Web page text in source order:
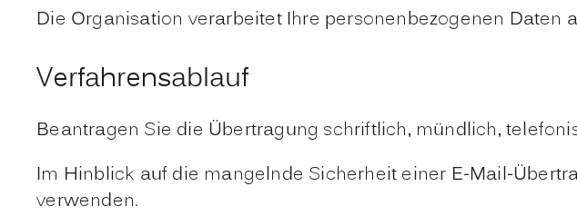
Die Organisation verarbeitet Ihre personenbezogenen Daten
Verfahrensablauf
Beantragen Sie die Übertragung schriftlich, mündlich,
Im Hinblick auf die mangelnde Sicherheit einer E-Mail-
verwenden.